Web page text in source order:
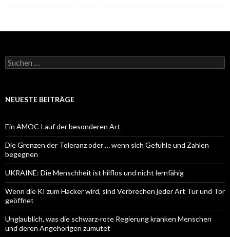
Suchen
nach:
NEUESTE BEITRÄGE
Ein AMOC-Lauf der besonderen Art
Die Grenzen der Toleranz oder … wenn sich Gefühle und Zahlen
begegnen
UKRAINE: Die Menschheit ist hilflos und nicht lernfähig
Wenn die KI zum Hacker wird, sind Verbrechen jeder Art Tür und Tor
geöffnet
Unglaublich, was die schwarz-rote Regierung kranken Menschen
und deren Angehörigen zumutet